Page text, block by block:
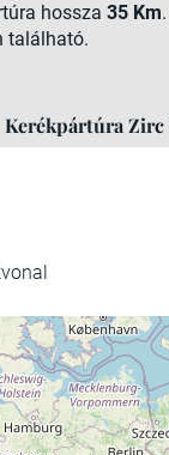
hossza 35 Km
található.
Kerékpártúra Zirc